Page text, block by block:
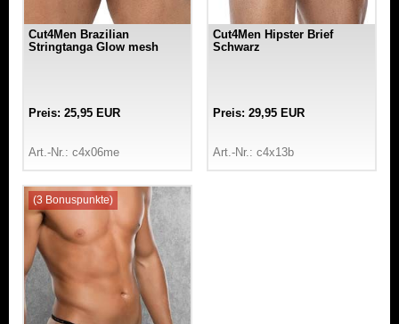
Cut4Men Brazilian
Stringtanga Glow mesh
Preis: 25,95 EUR
Art.-Nr.: c4x06me
Cut4Men Hipster Brief
Schwarz
Preis: 29,95 EUR
Art.-Nr.: c4x13b
(3 Bonuspunkte)